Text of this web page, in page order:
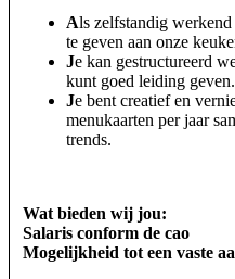
Als zelfstandig
te geven aan onze
Je kan gestructureerd
kunt goed leiding geven.
Je bent creatief en
menukaarten per jaar
trends.
Wat bieden wij jou:
Salaris conform de cao
Mogelijkheid tot een vaste